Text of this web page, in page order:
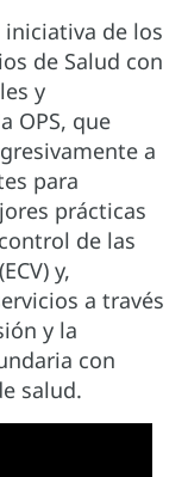
iniciativa de los
de Salud con
y
OPS, que
a
para
prácticas
de las
y,
a través
y la
con
salud.